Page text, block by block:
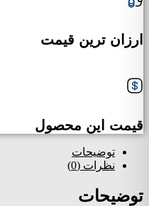
ارزان ترین قیمت
قیمت این محصول
توضیحات
نظرات (0)
توضیحات